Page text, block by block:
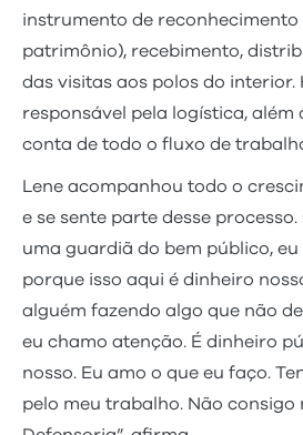
instrumento de reconhecimento
patrimônio), recebimento,
das visitas aos polos do interior.
responsável pela logística, além
conta de todo o fluxo de
Lene acompanhou todo o
e se sente parte desse processo.
uma guardiã do bem público, eu
porque isso aqui é dinheiro
alguém fazendo algo que não
eu chamo atenção. É dinheiro
nosso. Eu amo o que eu faço.
pelo meu trabalho. Não consigo